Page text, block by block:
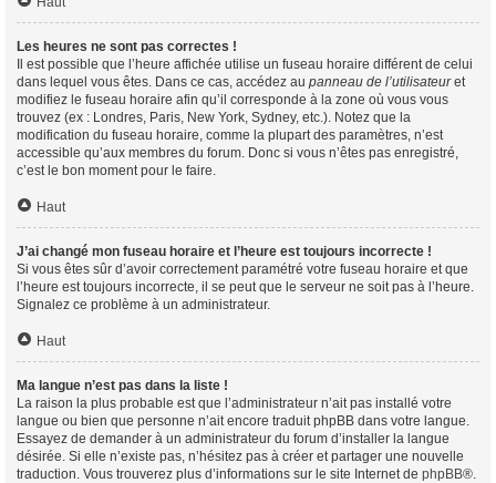
Les heures ne sont pas correctes !
Il est possible que l’heure affichée utilise un fuseau horaire différent de celui
dans lequel vous êtes. Dans ce cas, accédez au panneau de l’utilisateuret
modifiez le fuseau horaire afin qu’il corresponde à la zone où vous vous
trouvez (ex : Londres, Paris, New York, Sydney, etc.). Notez que la
modification du fuseau horaire, comme la plupart des paramètres, n’est
accessible qu’aux membres du forum. Donc si vous n’êtes pas enregistré,
c’est le bon moment pour le faire.
Haut
J’ai changé mon fuseau horaire et l’heure est toujours incorrecte !
Si vous êtes sûr d’avoir correctement paramétré votre fuseau horaire et que
l’heure est toujours incorrecte, il se peut que le serveur ne soit pas à l’heure.
Signalez ce problème à un administrateur.
Haut
Ma langue n’est pas dans la liste !
La raison la plus probable est que l’administrateur n’ait pas installé votre
langue ou bien que personne n’ait encore traduit phpBB dans votre langue.
Essayez de demander à un administrateur du forum d’installer la langue
désirée. Si elle n’existe pas, n’hésitez pas à créer et partager une nouvelle
traduction. Vous trouverez plus d’informations sur le site Internet de phpBB®.